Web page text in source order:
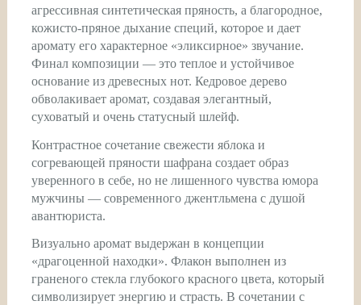
агрессивная синтетическая пряность, а благородное,
кожисто-пряное дыхание специй, которое и дает
аромату его характерное «эликсирное» звучание.
Финал композиции — это теплое и устойчивое
основание из древесных нот. Кедровое дерево
обволакивает аромат, создавая элегантный,
суховатый и очень статусный шлейф.
Контрастное сочетание свежести яблока и
согревающей пряности шафрана создает образ
уверенного в себе, но не лишенного чувства юмора
мужчины — современного джентльмена с душой
авантюриста.
Визуально аромат выдержан в концепции
«драгоценной находки». Флакон выполнен из
граненого стекла глубокого красного цвета, который
символизирует энергию и страсть. В сочетании с